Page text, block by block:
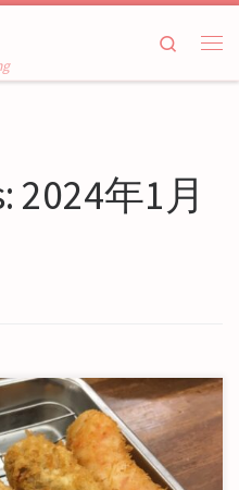
Search
2024年1月